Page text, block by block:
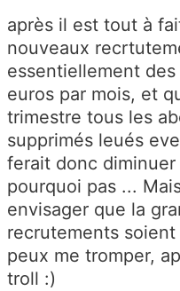
après il est tout à
nouveaux
essentiellement
euros par mois, et
trimestre tous les
supprimés leués
ferait donc diminuer
pourquoi pas ...
envisager que la
recrutements
peux me tromper,
troll :)